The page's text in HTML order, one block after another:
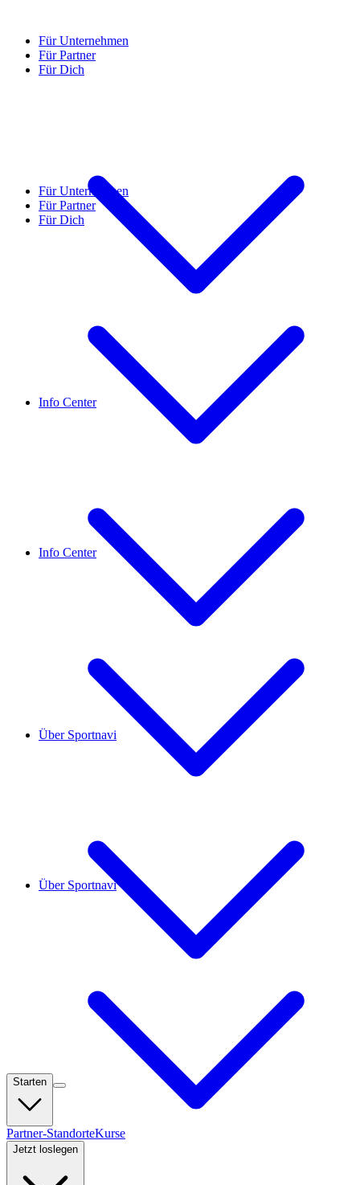
Für Unternehmen
Für Partner
Für Dich
Info Center
Über Sportnavi
Starten
Partner-StandorteKurse
Jetzt loslegen
Für Unternehmen
Für Partner
Für Dich
Info Center
Über Sportnavi